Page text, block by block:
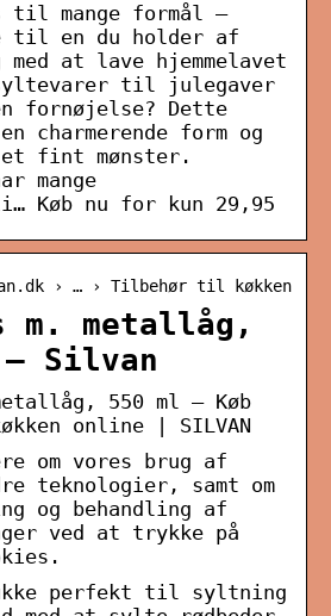
mange formål –
til en du holder af
at lave hjemmelavet
syltevarer til julegaver
fornøjelse? Dette
charmerende form og
et fint mønster.
mange
Køb nu for kun 29,95
› … › Tilbehør til køkken
m. metallåg,
Silvan
550 ml – Køb
online | SILVAN
om vores brug af
teknologier, samt om
og behandling af
ved at trykke på
perfekt til syltning